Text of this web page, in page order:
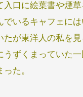
口に絵葉書や煙
いるキャフェに
たが東洋人の私を
ずくまっていた
た。